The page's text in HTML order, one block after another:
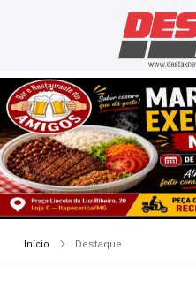
Início Destaque